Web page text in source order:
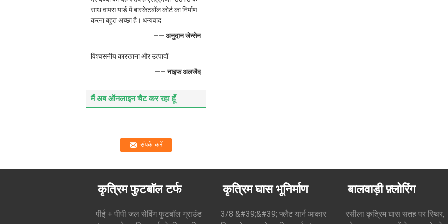
साथ वापस यार्ड में बास्केटबॉल कोर्ट का निर्माण
करना बहुत अच्छा है। धन्यवाद
—— अनुदान जेन्सेन
विश्वसनीय कारखाना और उत्पादों
—— नाइफ अलजैद
मैं अब ऑनलाइन चैट कर रहा हूँ
कृत्रिम फुटबॉल टर्फ
पीई + पीपी जल सेविंग फुटबॉल ग्राउंड
कृत्रिम घास भूनिर्माण
3/8 &#39;&#39; फ्लैट यार्न आकार
बालवाड़ी फ़्लोरिंग
रसीला कृत्रिम घास सतह पर स्थिर,